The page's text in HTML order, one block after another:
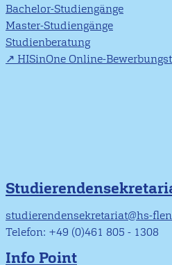
Bachelor-Studiengänge
Master-Studiengänge
Studienberatung
HISinOne Online-
studierendensekretariat@hs-
Telefon: +49 (0)461 805 - 1308
Info Point